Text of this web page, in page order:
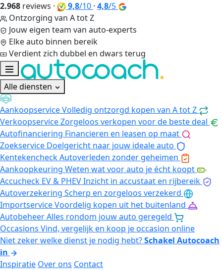
2.968 reviews · 9,8/10 · 4,8/5
Ontzorging van A tot Z
Jouw eigen team van auto-experts
Elke auto binnen bereik
Verdient zich dubbel en dwars terug
Alle diensten
AankoopserviceVolledig ontzorgd kopen van A tot Z
VerkoopserviceZorgeloos verkopen voor de beste deal
Autofinanciering Financieren en leasen op maat
Zoekservice Doelgericht naar jouw ideale auto
KentekencheckAutoverleden zonder geheimen
Aankoopkeuring Weten wat voor auto je écht koopt
Accucheck EV & PHEVInzicht in accustaat en rijbereik
Autoverzekering Scherp en zorgeloos verzekerd
ImportserviceVoordelig kopen uit het buitenland
AutobeheerAlles rondom jouw auto geregeld
Occasions Vind, vergelijk en koop je occasion online
Niet zeker welke dienst je nodig hebt?Schakel Autocoach
in
Inspiratie Over ons Contact